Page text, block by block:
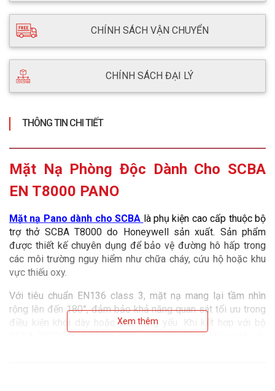
CHÍNH SÁCH VẬN CHUYỂN
CHÍNH SÁCH ĐẠI LÝ
THÔNG TIN CHI TIẾT
Mặt Nạ Phòng Độc Dành Cho SCBA
EN T8000 PANO
Mặt nạ Pano dành cho SCBA là phụ kiện cao cấp thuộc bộ
trợ thở SCBA T8000 do Honeywell sản xuất. Sản phẩm
được thiết kế chuyên dụng để bảo vệ đường hô hấp trong
các môi trường nguy hiểm như chữa cháy, cứu hộ hoặc khu
vực thiếu oxy.
Với tiêu chuẩn EN136 class 3, mặt nạ mang lại tầm nhìn
rộng lên đến 180°, đảm bảo khả năng quan sát tối ưu trong
điều kiện khói dày hoặc ánh sáng yếu. Khi kết hợp với bộ
SCBA T8000, sản phẩm giúp cung cấp luồng không khí ổn
Xem thêm